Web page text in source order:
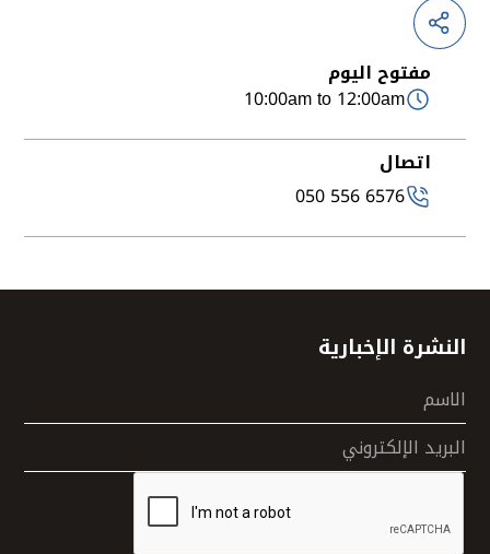
مفتوح اليوم
10:00am to 12:00am
اتصال
050 556 6576
النشرة الإخبارية
الاسم
البريد الإلكتروني